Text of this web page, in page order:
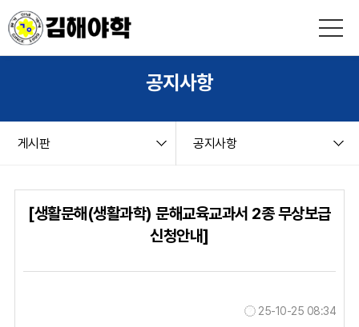
공지사항
게시판 공지사항
[생활문해(생활과학) 문해교육교과서 2종 무상보급
신청안내]
25-10-25 08:34